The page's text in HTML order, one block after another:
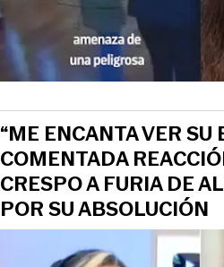
“ME ENCANTA VER SU
COMENTADA
CRESPO A FURIA DE
POR SU ABSOLUCIÓN